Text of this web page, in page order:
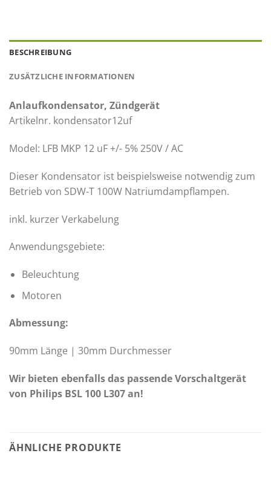
BESCHREIBUNG
ZUSÄTZLICHE INFORMATIONEN
Anlaufkondensator, Zündgerät
Artikelnr. kondensator12uf
Model: LFB MKP 12 uF +/- 5% 250V / AC
Dieser Kondensator ist beispielsweise notwendig zum
Betrieb von SDW-T 100W Natriumdampflampen.
inkl. kurzer Verkabelung
Anwendungsgebiete:
Beleuchtung
Motoren
Abmessung:
90mm Länge | 30mm Durchmesser
Wir bieten ebenfalls das passende Vorschaltgerät
von Philips BSL 100 L307 an!
ÄHNLICHE PRODUKTE